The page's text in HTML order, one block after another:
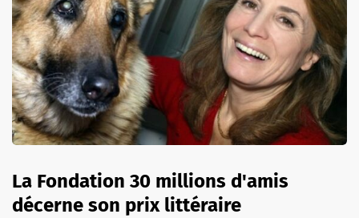
La Fondation 30 millions d'amis
décerne son prix littéraire